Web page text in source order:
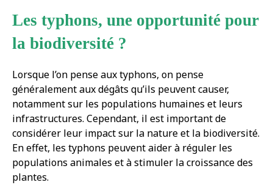
Les typhons, une opportunité pour
la biodiversité ?
Lorsque l’on pense aux typhons, on pense
généralement aux dégâts qu’ils peuvent causer,
notamment sur les populations humaines et leurs
infrastructures. Cependant, il est important de
considérer leur impact sur la nature et la biodiversité.
En effet, les typhons peuvent aider à réguler les
populations animales et à stimuler la croissance des
plantes.